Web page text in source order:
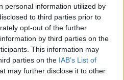
personal information utilized by
to third parties prior to
opt-out of the further
by third parties on the
This information may
parties on the IAB’s List of
may further disclose it to other
condominiali
attività amministrative e
di stabili
delle attività tecniche e di
del livello amministrativo,
condominiali.